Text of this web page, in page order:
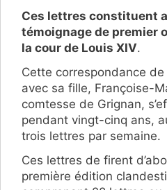
Ces lettres constituent
témoignage de premier
la cour de Louis XIV.
Cette correspondance de
avec sa fille, Françoise-
comtesse de Grignan,
pendant vingt-cinq ans,
trois lettres par semaine.
Ces lettres de firent
première édition